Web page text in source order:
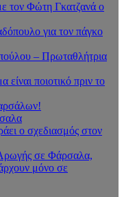
τον Φώτη Γκατζανά ο
για τον πάγκο
– Πρωταθλήτρια
ποιοτικό πριν το
ο σχεδιασμός στον
σε Φάρσαλα,
μόνο σε